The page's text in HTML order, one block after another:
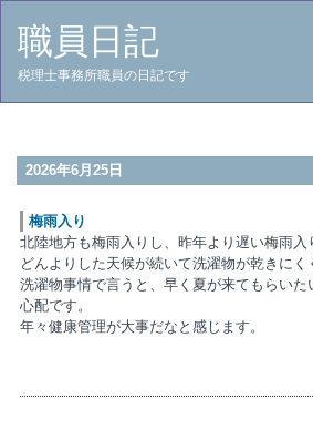
職員日記
税理士事務所職員の日記です
2026年6月25日
梅雨入り
北陸地方も梅雨入りし、昨年より遅い梅雨入
どんよりした天候が続いて洗濯物が乾きにく
洗濯物事情で言うと、早く夏が来てもらい
心配です。
年々健康管理が大事だなと感じます。
清水